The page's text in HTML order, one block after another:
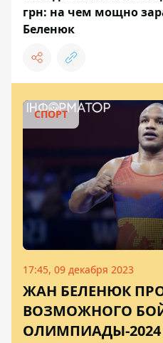
грн: на чем мощно
Беленюк
СПОРТ
17:45, 09 декабря 2023
ЖАН БЕЛЕНЮК
ВОЗМОЖНОГО
ОЛИМПИАДЫ-2024